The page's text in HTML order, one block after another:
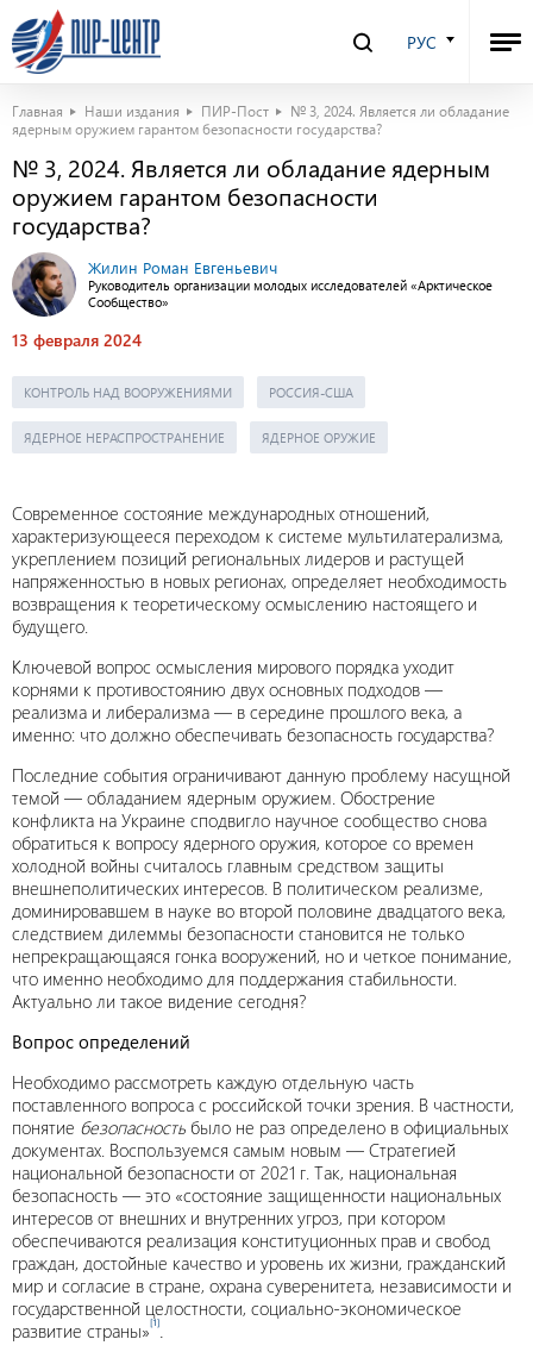
РУС
Главная Наши издания ПИР-Пост
№ 3, 2024. Является ли обладание
ядерным оружием гарантом безопасности государства?
№ 3, 2024. Является ли обладание ядерным
оружием гарантом безопасности
государства?
Жилин Роман Евгеньевич
Руководитель организации молодых исследователей «Арктическое
Сообщество»
13 февраля 2024
КОНТРОЛЬ НАД ВООРУЖЕНИЯМИ РОССИЯ-США
ЯДЕРНОЕ НЕРАСПРОСТРАНЕНИЕ ЯДЕРНОЕ ОРУЖИЕ
Современное состояние международных отношений,
характеризующееся переходом к системе мультилатерализма,
укреплением позиций региональных лидеров и растущей
напряженностью в новых регионах, определяет необходимость
возвращения к теоретическому осмыслению настоящего и
будущего.
Ключевой вопрос осмысления мирового порядка уходит
корнями к противостоянию двух основных подходов —
реализма и либерализма — в середине прошлого века, а
именно: что должно обеспечивать безопасность государства?
Последние события ограничивают данную проблему насущной
темой — обладанием ядерным оружием. Обострение
конфликта на Украине сподвигло научное сообщество снова
обратиться к вопросу ядерного оружия, которое со времен
холодной войны считалось главным средством защиты
внешнеполитических интересов. В политическом реализме,
доминировавшем в науке во второй половине двадцатого века,
следствием дилеммы безопасности становится не только
непрекращающаяся гонка вооружений, но и четкое понимание,
что именно необходимо для поддержания стабильности.
Актуально ли такое видение сегодня?
Вопрос определений
Необходимо рассмотреть каждую отдельную часть
поставленного вопроса с российской точки зрения. В частности,
понятие безопасность было не раз определено в официальных
документах. Воспользуемся самым новым — Стратегией
национальной безопасности от 2021 г. Так, национальная
безопасность — это «состояние защищенности национальных
интересов от внешних и внутренних угроз, при котором
обеспечиваются реализация конституционных прав и свобод
граждан, достойные качество и уровень их жизни, гражданский
мир и согласие в стране, охрана суверенитета, независимости и
государственной целостности, социально-экономическое
развитие страны»[1].